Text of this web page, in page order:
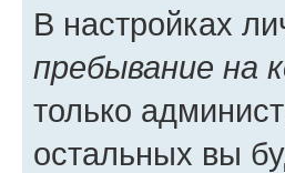
В настройках
пребывание на
только
остальных вы